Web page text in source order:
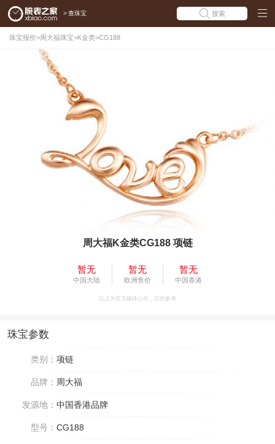
> 查珠宝 搜索
珠宝报价> 周大福珠宝>K金类>CG188
周大福K金类CG188 项链
暂无
中国大陆
暂无
欧洲售价
暂无
中国香港
以上为官方媒体公价，仅供参考
珠宝参数
类别： 项链
品牌： 周大福
发源地： 中国香港品牌
型号： CG188